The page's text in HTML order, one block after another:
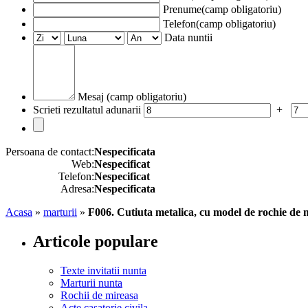
Prenume(camp obligatoriu)
Telefon(camp obligatoriu)
Data nuntii
Mesaj (camp obligatoriu)
Scrieti rezultatul adunarii
+
Persoana de contact:Nespecificata
Web:Nespecificat
Telefon:Nespecificat
Adresa:Nespecificata
Acasa » marturii » F006. Cutiuta metalica, cu model de rochie de
Articole populare
Texte invitatii nunta
Marturii nunta
Rochii de mireasa